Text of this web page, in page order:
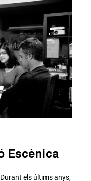
Escènica
Durant els últims anys,